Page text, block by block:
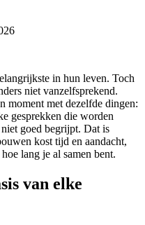
in hun leven. Toch
niet vanzelfsprekend.
moment met dezelfde dingen:
gesprekken die worden
goed begrijpt. Dat is
kost tijd en aandacht,
lang je al samen bent.
van elke